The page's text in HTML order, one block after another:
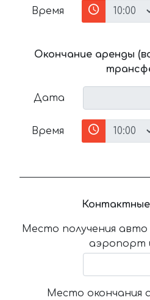
Время
Окончание аренды
Дата
Время
Место получения авто
аэропорт
Место окончания